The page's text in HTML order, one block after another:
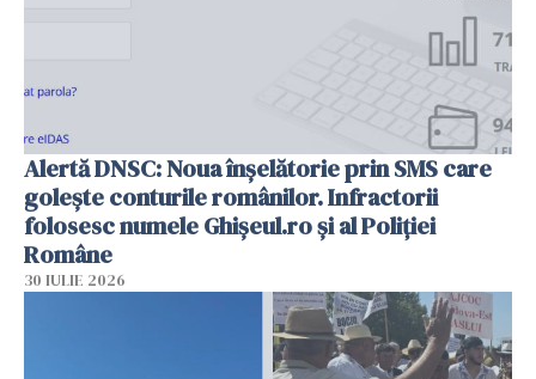
Alertă DNSC: Noua înșelătorie prin SMS care
golește conturile românilor. Infractorii
folosesc numele Ghișeul.ro și al Poliției
Române
30 IULIE 2026